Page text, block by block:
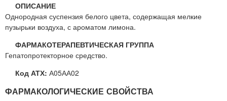
ОПИСАНИЕ
Однородная суспензия белого цвета, содержащая мелкие
пузырьки воздуха, с ароматом лимона.
ФАРМАКОТЕРАПЕВТИЧЕСКАЯ ГРУППА
Гепатопротекторное средство.
Код АТХ: А05АА02
ФАРМАКОЛОГИЧЕСКИЕ СВОЙСТВА